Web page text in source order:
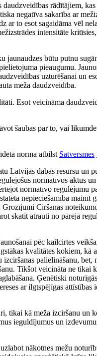
rādītājiem,
negatīva sakarība ar
ar to esot sagaidāma vēl
intensitāte
būtu putnu
pieaugumu.
uzturēšanai un
meža daudzveidība.
Esot veicināma
šaubas par to, vai
norma atbilst Satversmes
Latvijas dabas resursu un
normatīvos aktus
normatīvo regulējumu
nepieciešamība mainīt
Ciršanas
skatīt atrauti no pārējā
pēc kailcirtes
kvalitātes kokiem,
palielināšanu,
Tikšot veicināta ne tikai
Ģenētiski
ar ilgtspējīgas
tikai kā meža izciršanu un
ieguldījumus un
nākotnes mežu